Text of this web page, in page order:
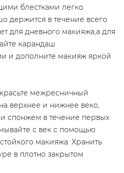
блестками легко
держится в течение всего
для дневного макияжа,а для
карандаш
и дополните макияж яркой
межресничный
верхнее и нижнее веко,
спонжем в течение первых
с век с помощью
макияжа. Хранить
в плотно закрытом